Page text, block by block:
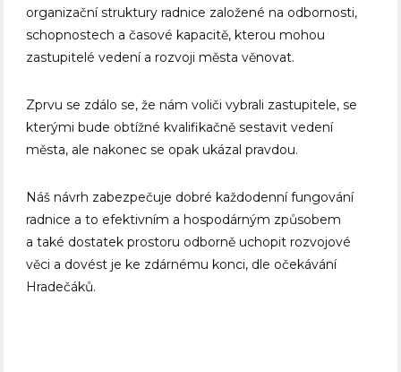
organizační struktury radnice založené na odbornosti,
schopnostech a časové kapacitě, kterou mohou
zastupitelé vedení a rozvoji města věnovat.
Zprvu se zdálo se, že nám voliči vybrali zastupitele, se
kterými bude obtížné kvalifikačně sestavit vedení
města, ale nakonec se opak ukázal pravdou.
Náš návrh zabezpečuje dobré každodenní fungování
radnice a to efektivním a hospodárným způsobem
a také dostatek prostoru odborně uchopit rozvojové
věci a dovést je ke zdárnému konci, dle očekávání
Hradečáků.